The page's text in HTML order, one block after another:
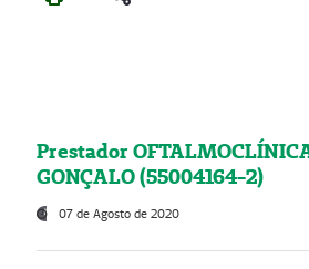
Prestador
GONÇALO (55004164-2)
07 de Agosto de 2020